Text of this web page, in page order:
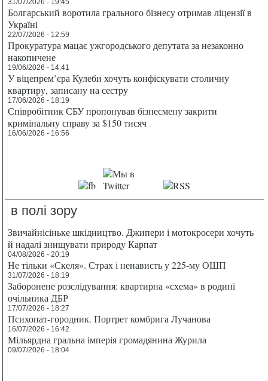
31/07/2026 - 19:45
Болгарський воротила грального бізнесу отримав ліцензії в
Україні
22/07/2026 - 12:59
Прокуратура мацає ужгородського депутата за незаконно
накопичене
19/06/2026 - 14:41
У віцепрем’єра Кулеби хочуть конфіскувати столичну
квартиру, записану на сестру
17/06/2026 - 18:19
Співробітник СБУ пропонував бізнесмену закрити
кримінальну справу за $150 тисяч
16/06/2026 - 16:56
в полі зору
Звичайнісіньке шкідництво. Джипери і мотокросери хочуть
й надалі знищувати природу Карпат
04/08/2026 - 20:19
Не тільки «Скеля». Страх і ненависть у 225-му ОШП
31/07/2026 - 18:19
Заборонене розслідування: квартирна «схема» в родині
очільника ДБР
17/07/2026 - 18:27
Психопат-городник. Портрет комбрига Лучанова
16/07/2026 - 16:42
Мільярдна гральна імперія громадянина Журила
09/07/2026 - 18:04